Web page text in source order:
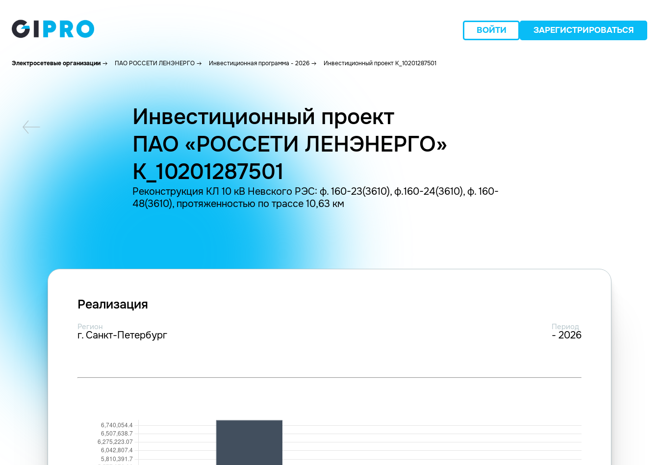
ВОЙТИ ЗАРЕГИСТРИРОВАТЬСЯ
Электросетевые организации ПАО РОССЕТИ ЛЕНЭНЕРГО Инвестиционная программа - 2026 Инвестиционный проект K_10201287501
Инвестиционный проект
ПАО «РОССЕТИ ЛЕНЭНЕРГО»
K_10201287501
Реконструкция КЛ 10 кВ Невского РЭС: ф. 160-23(3610), ф.160-24(3610), ф. 160-
48(3610), протяженностью по трассе 10,63 км
Реализация
Регион
г. Санкт-Петербург
Период
- 2026